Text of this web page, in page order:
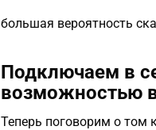
большая вероятность
Подключаем в
возможностью
Теперь поговорим о том